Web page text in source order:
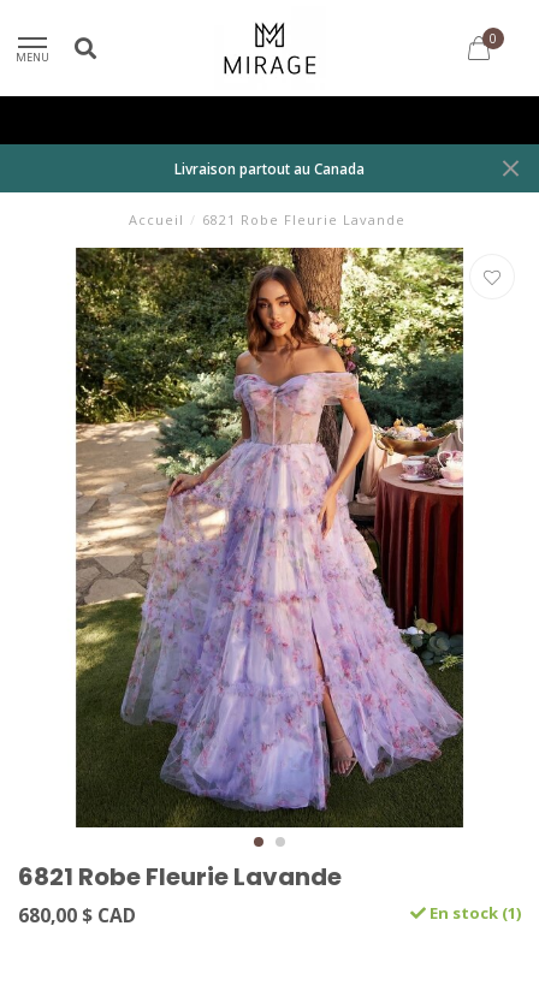
MENU
0
Livraison partout au Canada
Accueil / 6821 Robe Fleurie Lavande
6821 Robe Fleurie Lavande
680,00 $ CAD En stock (1)